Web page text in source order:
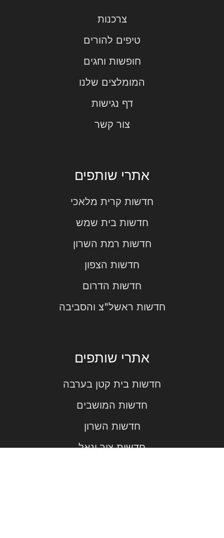
צרכנות
טיפים להורים
חופשות וחגים
המומלצים שלנו
דף נגישות
צור קשר
אתרי שותפים
חדשות קרית מלאכי
חדשות בית שמש
חדשות רמת השרון
חדשות הצפון
חדשות הדרום
חדשות ראשל"צ והסביבה
אתרי שותפים
חדשות בית קטן בערבה
חדשות המושבים
חדשות השרון
חדשות צור יגאל